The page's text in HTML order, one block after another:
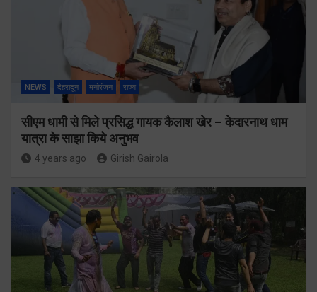
NEWS देहरादून मनोरंजन राज्य
सीएम धामी से मिले प्रसिद्ध गायक कैलाश खेर – केदारनाथ धाम
यात्रा के साझा किये अनुभव
4 years ago Girish Gairola